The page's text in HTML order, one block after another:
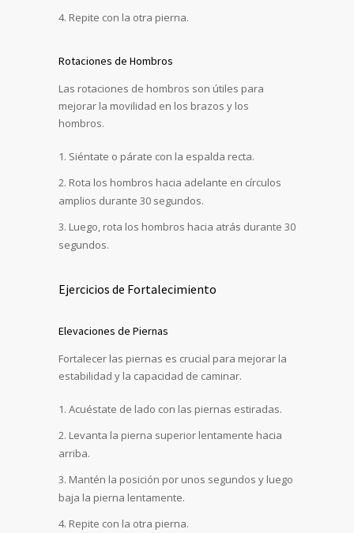
Repite con la otra pierna.
Rotaciones de Hombros
Las rotaciones de hombros son útiles para
mejorar la movilidad en los brazos y los
hombros.
Siéntate o párate con la espalda recta.
Rota los hombros hacia adelante en círculos
amplios durante 30 segundos.
Luego, rota los hombros hacia atrás durante 30
segundos.
Ejercicios de Fortalecimiento
Elevaciones de Piernas
Fortalecer las piernas es crucial para mejorar la
estabilidad y la capacidad de caminar.
Acuéstate de lado con las piernas estiradas.
Levanta la pierna superior lentamente hacia
arriba.
Mantén la posición por unos segundos y luego
baja la pierna lentamente.
Repite con la otra pierna.